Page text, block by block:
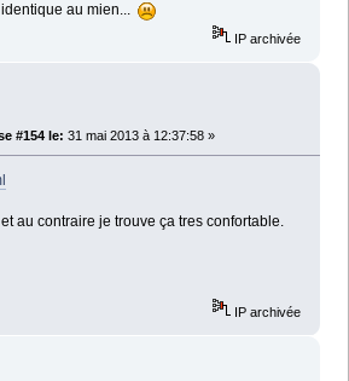
identique au mien...
IP archivée
#154 le: 31 mai 2013 à 12:37:58 »
au contraire je trouve ça tres confortable.
IP archivée